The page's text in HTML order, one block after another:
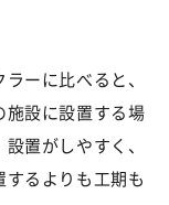
ーに比べると、
施設に設置する場
置がしやすく、
るよりも工期も